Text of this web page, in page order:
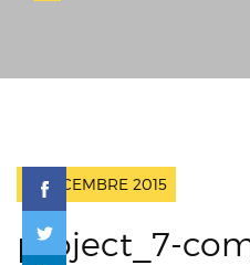
6 DÉCEMBRE 2015
project_7-